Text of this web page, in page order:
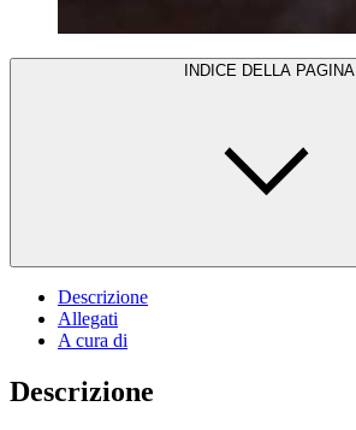
INDICE DELLA PAGINA
Descrizione
Allegati
A cura di
Descrizione